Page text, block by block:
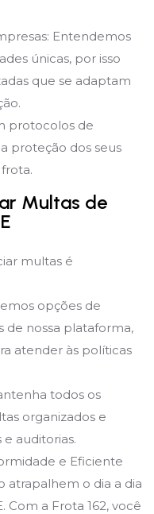
Entendemos
únicas, por isso
que se adaptam
protocolos de
proteção dos seus
Multas de
multas é
opções de
nossa plataforma,
atender às políticas
todos os
organizados e
e auditorias.
e Eficiente
atrapalhem o dia a dia
Com a Frota 162, você